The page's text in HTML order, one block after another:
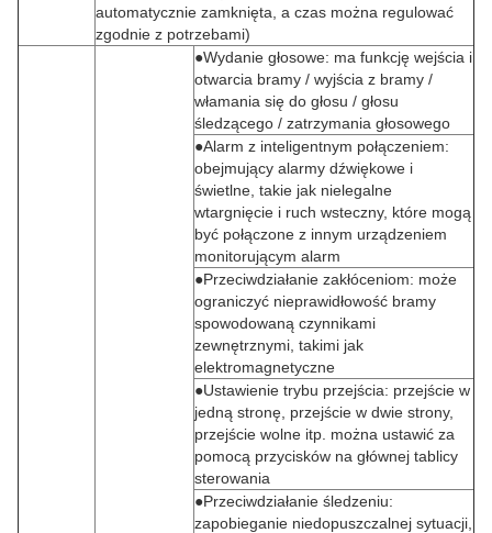
automatycznie zamknięta, a czas można regulować
zgodnie z potrzebami)
●Wydanie głosowe: ma funkcję wejścia i
otwarcia bramy / wyjścia z bramy /
włamania się do głosu / głosu
śledzącego / zatrzymania głosowego
●Alarm z inteligentnym połączeniem:
obejmujący alarmy dźwiękowe i
świetlne, takie jak nielegalne
wtargnięcie i ruch wsteczny, które mogą
być połączone z innym urządzeniem
monitorującym alarm
●Przeciwdziałanie zakłóceniom: może
ograniczyć nieprawidłowość bramy
spowodowaną czynnikami
zewnętrznymi, takimi jak
elektromagnetyczne
●Ustawienie trybu przejścia: przejście w
jedną stronę, przejście w dwie strony,
przejście wolne itp. można ustawić za
pomocą przycisków na głównej tablicy
sterowania
●Przeciwdziałanie śledzeniu:
zapobieganie niedopuszczalnej sytuacji,